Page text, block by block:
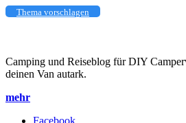
Thema vorschlagen
Camping und Reiseblog für DIY
deinen Van autark.
mehr